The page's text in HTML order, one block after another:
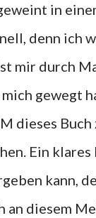
in
denn ich
mir durch
gewegt
dieses
Ein
kann,
an diesem